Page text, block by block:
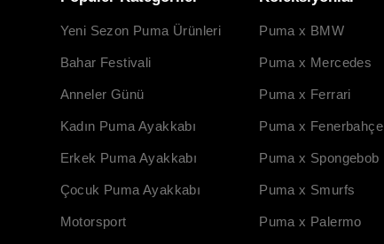
Yeni Sezon Puma Ürünleri
Bahar Festivali
Anneler Günü
Kadın Puma Ayakkabı
Erkek Puma Ayakkabı
Çocuk Puma Ayakkabı
Motorsport
Puma x BMW
Puma x Mercedes
Puma x Ferrari
Puma x Fenerbahçe
Puma x Spongebob
Puma x Smurfs
Puma x Palermo